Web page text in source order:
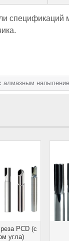
спецификаций
алмазным
PCD (с
угла)